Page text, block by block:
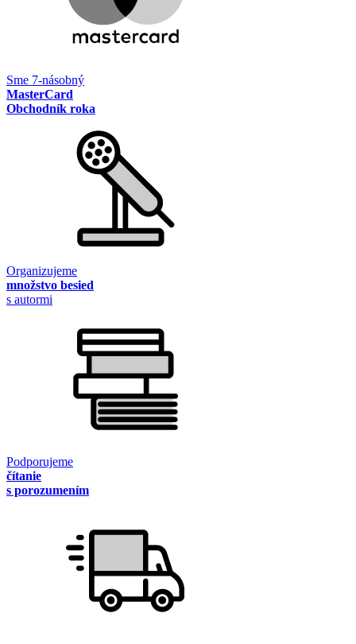
Sme 7-násobný
MasterCard
Obchodník roka
Organizujeme
množstvo besied
s autormi
Podporujeme
čítanie
s porozumením